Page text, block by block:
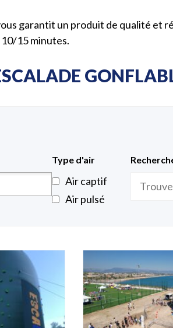
garantit un produit de qualité et
15 minutes.
Type d'air
Air captif
Air pulsé